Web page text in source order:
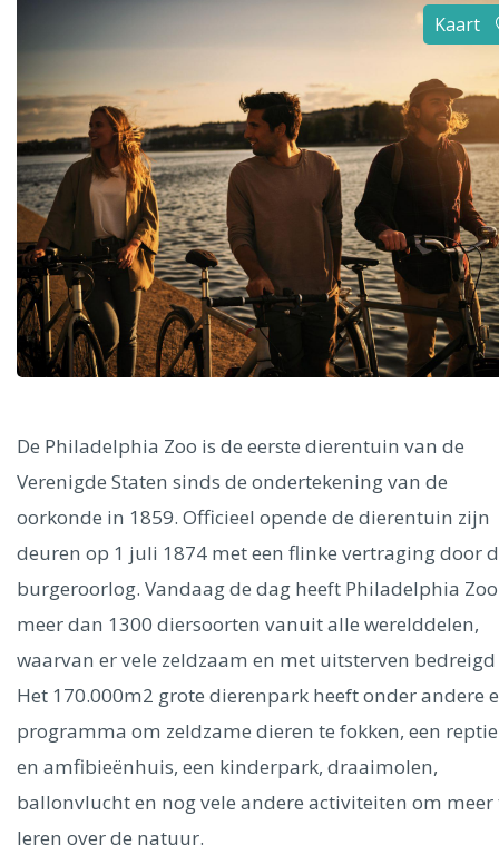
Alle steden
Phoenix
Dresden
Florence
Dublin
Hong Kong München Wenen Budapest
Madrid
Vancouver
Alles bekijken
Kaart
De Philadelphia Zoo is de eerste dierentuin van de
Verenigde Staten sinds de ondertekening van de
oorkonde in 1859. Officieel opende de dierentuin zijn
deuren op 1 juli 1874 met een flinke vertraging door
burgeroorlog. Vandaag de dag heeft Philadelphia Zoo
meer dan 1300 diersoorten vanuit alle werelddelen,
waarvan er vele zeldzaam en met uitsterven
Het 170.000m2 grote dierenpark heeft onder andere
programma om zeldzame dieren te fokken, een
en amfibieënhuis, een kinderpark, draaimolen,
ballonvlucht en nog vele andere activiteiten om meer
leren over de natuur.